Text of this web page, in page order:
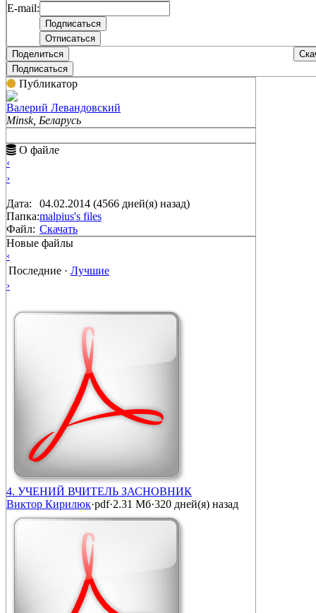
E-mail:
Поделиться
Подписаться
Публикатор
Валерий Левандовский
Minsk, Беларусь
О файле
‹
›
Дата:
04.02.2014 (4566 дней(я) назад)
Папка:malpius's files
Файл: Скачать
Новые файлы
‹
Последние · Лучшие
›
4. УЧЕНИЙ ВЧИТЕЛЬ ЗАСНОВНИК
Виктор Кирилюк·pdf·2.31 Мб·320 дней(я) назад